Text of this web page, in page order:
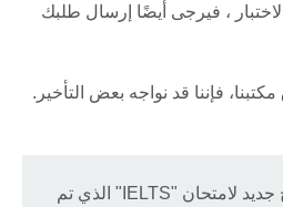
الاختبار ، فيرجى أيضًا إرسال طلبك
فإننا قد نواجه بعض التأخير.
املأ النموذج لاختيار تاريخ جديد لامتحان "IELTS" الذي تم